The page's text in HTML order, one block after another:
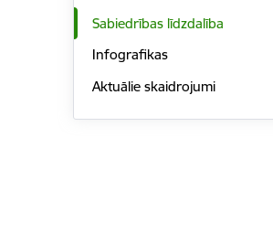
Sabiedrības līdzdalība
Infografikas
Aktuālie skaidrojumi